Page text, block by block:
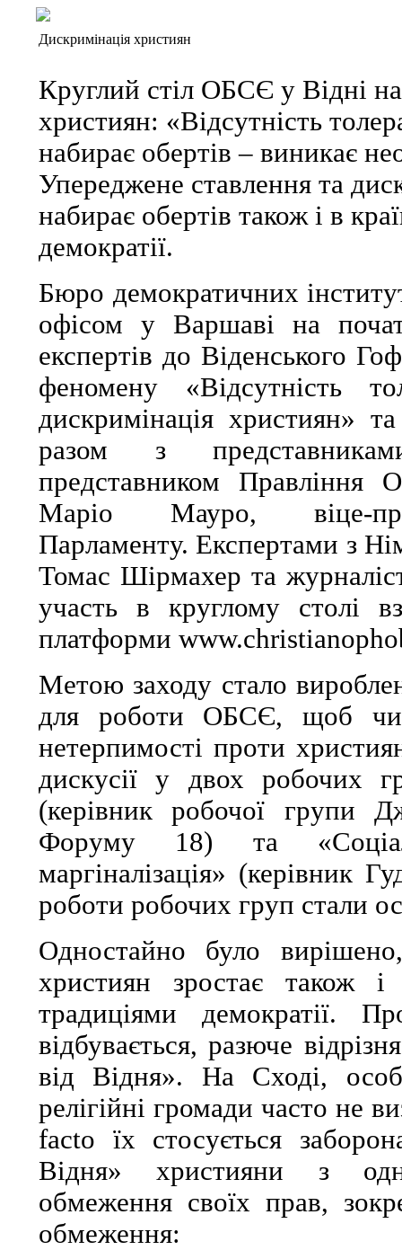
Дискримінація християн
Круглий стіл ОБСЄ у Відні
християн: «Відсутність
набирає обертів – виникає
Упереджене ставлення та
набирає обертів також і в
демократії.
Бюро демократичних
офісом у Варшаві на
експертів до Віденського
феномену «Відсутність
дискримінація християн»
разом з
представником
Маріо Мауро, віце-
Парламенту. Експертами з
Томас Шірмахер та
участь в круглому столі
платформи
Метою заходу стало
для роботи ОБСЄ, щоб
нетерпимості проти
дискусії у двох робочих
(керівник робочої групи
Форуму 18) та
маргіналізація» (керівник
роботи робочих груп стали
Одностайно було
християн зростає також
традиціями демократії.
відбувається, разюче
від Відня». На Сході,
релігійні громади часто не
facto їх стосується
Відня» християни з
обмеження своїх прав,
обмеження: